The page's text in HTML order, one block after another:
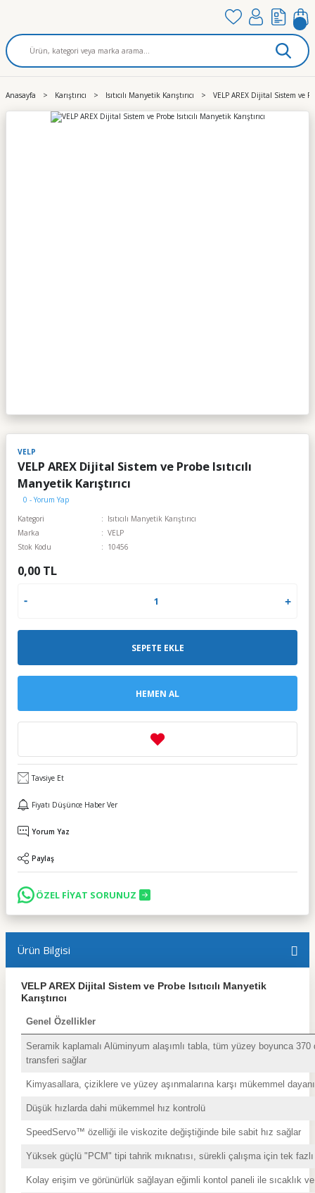
Anasayfa Karıştırıcı Isıtıcılı Manyetik Karıştırıcı VELP AREX Dijital Sistem ve
VELP
VELP AREX Dijital Sistem ve Probe Isıtıcılı
Manyetik Karıştırıcı
0 - Yorum Yap
Kategori
Isıtıcılı Manyetik Karıştırıcı
Marka
VELP
Stok Kodu
10456
0,00 TL
SEPETE EKLE
HEMEN AL
Tavsiye Et
Fiyatı Düşünce Haber Ver
Yorum Yaz
Paylaş
ÖZEL FİYAT SORUNUZ
Ürün Bilgisi
VELP AREX Dijital Sistem ve Probe Isıtıcılı Manyetik
Karıştırıcı
Genel Özellikler
Seramik kaplamalı Alüminyum alaşımlı tabla, tüm yüzey boyunca
transferi sağlar
Kimyasallara, çiziklere ve yüzey aşınmalarına karşı mükemmel
Düşük hızlarda dahi mükemmel hız kontrolü
SpeedServo™ özelliği ile viskozite değiştiğinde bile sabit hız sağlar
Yüksek güçlü "PCM" tipi tahrik mıknatısı, sürekli çalışma için tek fazlı
Kolay erişim ve görünürlük sağlayan eğimli kontol paneli ile sıcaklık ve